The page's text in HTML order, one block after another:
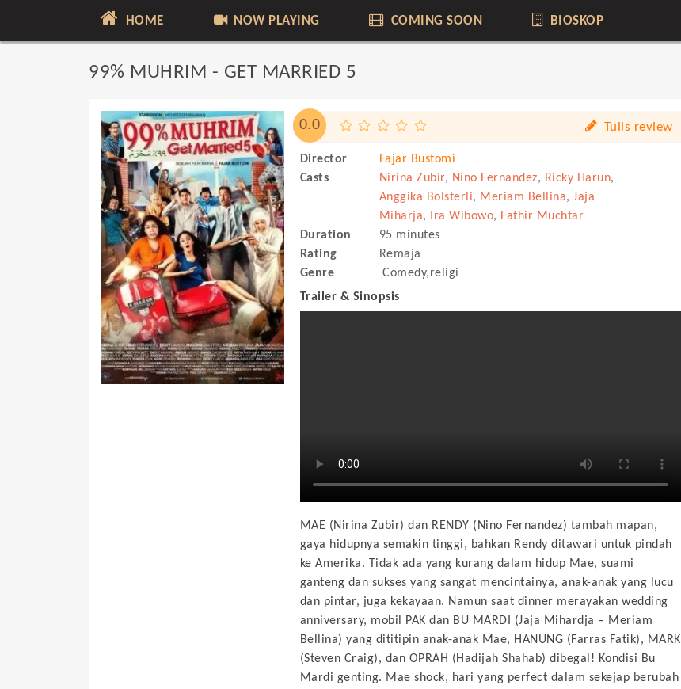
HOME NOW PLAYING COMING SOON BIOSKOP
99% MUHRIM - GET MARRIED 5
0.0 Tulis review
Director
Fajar Bustomi
Casts
Nirina Zubir, Nino Fernandez, Ricky Harun,
Anggika Bolsterli, Meriam Bellina, Jaja
Miharja, Ira Wibowo, Fathir Muchtar
Duration
95 minutes
Rating
Remaja
Genre
Comedy,religi
Trailer & Sinopsis
MAE (Nirina Zubir) dan RENDY (Nino Fernandez) tambah mapan,
gaya hidupnya semakin tinggi, bahkan Rendy ditawari untuk pindah
ke Amerika. Tidak ada yang kurang dalam hidup Mae, suami
ganteng dan sukses yang sangat mencintainya, anak-anak yang lucu
dan pintar, juga kekayaan. Namun saat dinner merayakan wedding
anniversary, mobil PAK dan BU MARDI (Jaja Mihardja – Meriam
Bellina) yang dititipin anak-anak Mae, HANUNG (Farras Fatik), MARK
(Steven Craig), dan OPRAH (Hadijah Shahab) dibegal! Kondisi Bu
Mardi genting. Mae shock, hari yang perfect dalam sekejap berubah